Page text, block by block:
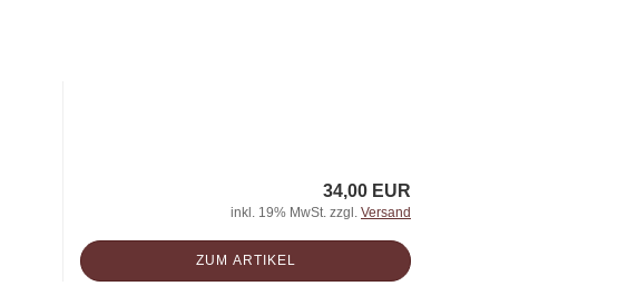
34,00 EUR
inkl. 19% MwSt. zzgl. Versand
ZUM ARTIKEL